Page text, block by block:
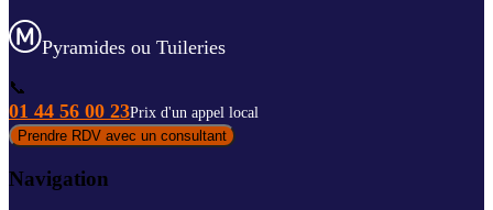
Pyramides ou Tuileries
📞
01 44 56 00 23Prix d'un appel local
Prendre RDV avec un consultant
Navigation